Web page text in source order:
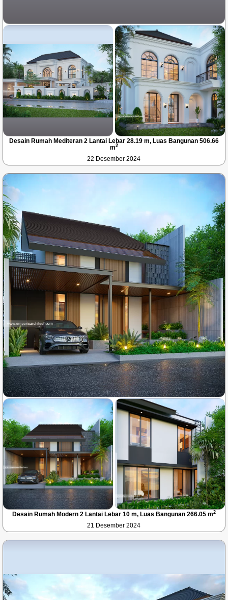
Desain Rumah Mediteran 2 Lantai Lebar 28.19 m, Luas Bangunan 506.66
m2
22 Desember 2024
Desain Rumah Modern 2 Lantai Lebar 10 m, Luas Bangunan 266.05 m2
21 Desember 2024